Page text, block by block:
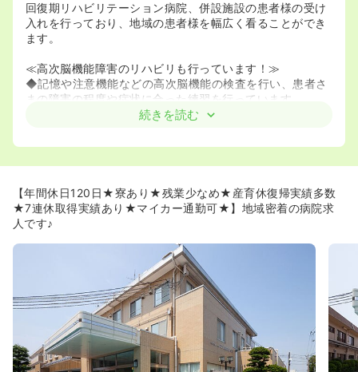
回復期リハビリテーション病院、併設施設の患者様の受け
入れを行っており、地域の患者様を幅広く看ることができ
ます。
≪高次脳機能障害のリハビリも行っています！≫
◆記憶や注意機能などの高次脳機能の検査を行い、患者さ
まの障害の程度や症状に合った練習を行っています。
◆慢性期の方も上体を起こすようにするなど、患者さんの
学校へ通うように提案し、後押しをしてくださいます！学
校にも通いやすいようにお仕事との両立を工夫して下さい
ます。
≪ママさんナースが多く働いています！≫
◆働いている方の多くがお子さんをお持ちです。そのた
め、お子さんへの理解が非常にあります！！
◆保育園の迎えの時間に間に合うように看護師さんが帰れ
るようにシフトを工夫したり、看護師さん同士で協力し合
っています！
続きを読む
【年間休日120日★寮あり★残業少なめ★産育休復帰実績多数
★7連休取得実績あり★マイカー通勤可★】地域密着の病院求
人です♪